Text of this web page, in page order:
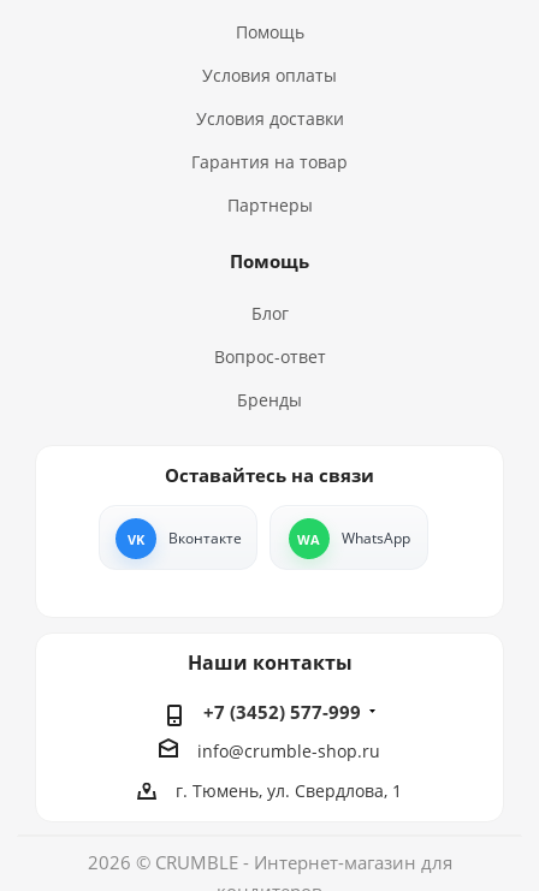
Помощь
Условия оплаты
Условия доставки
Гарантия на товар
Партнеры
Помощь
Блог
Вопрос-ответ
Бренды
Оставайтесь на связи
Вконтакте WhatsApp
Наши контакты
+7 (3452) 577-999
info@crumble-shop.ru
г. Тюмень, ул. Свердлова, 1
2026 © CRUMBLE - Интернет-магазин для